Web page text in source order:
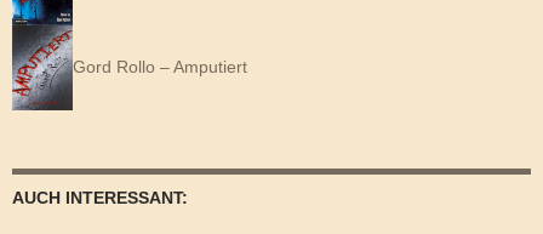
Gord Rollo – Amputiert
AUCH INTERESSANT: